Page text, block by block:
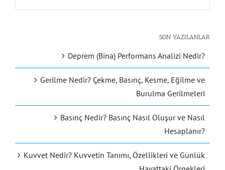
SON YAZILANLAR
Deprem (Bina) Performans Analizi Nedir?
Gerilme Nedir? Çekme, Basınç, Kesme, Eğilme ve
Burulma Gerilmeleri
Basınç Nedir? Basınç Nasıl Oluşur ve Nasıl
Hesaplanır?
Kuvvet Nedir? Kuvvetin Tanımı, Özellikleri ve Günlük